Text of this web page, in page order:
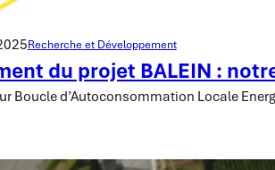
Recherche et Développement
du projet BALEIN :
Boucle d’Autoconsommation Locale